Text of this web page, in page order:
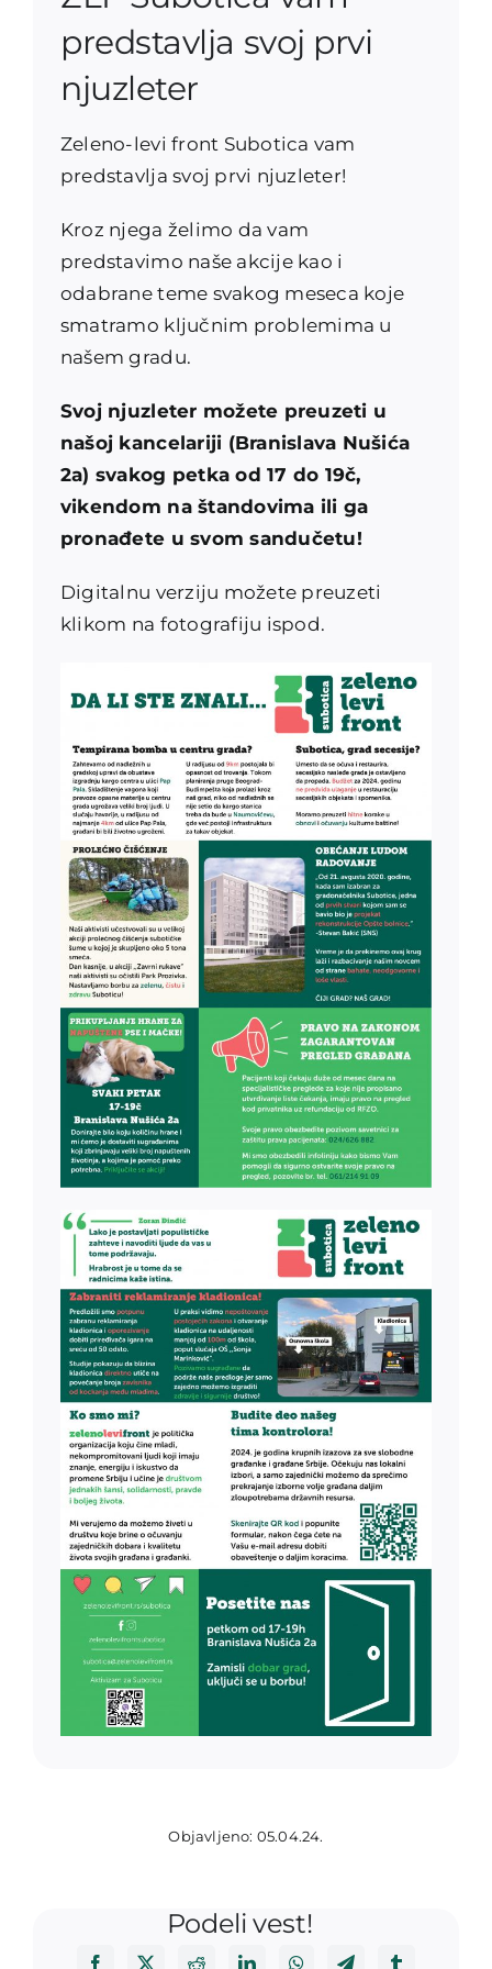
predstavlja svoj prvi
njuzleter
Zeleno-levi front Subotica vam
predstavlja svoj prvi njuzleter!
Kroz njega želimo da vam
predstavimo naše akcije kao i
odabrane teme svakog meseca koje
smatramo ključnim problemima u
našem gradu.
Svoj njuzleter možete preuzeti u
našoj kancelariji (Branislava Nušića
2a) svakog petka od 17 do 19č,
vikendom na štandovima ili ga
pronađete u svom sandučetu!
Digitalnu verziju možete preuzeti
klikom na fotografiju ispod.
Objavljeno: 05.04.24.
Podeli vest!